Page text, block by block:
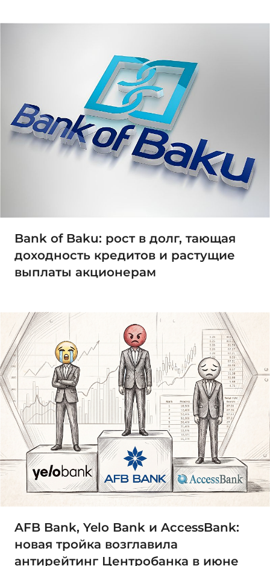
Bank of Baku: рост в долг, тающая
доходность кредитов и растущие
выплаты акционерам
AFB Bank, Yelo Bank и AccessBank:
новая тройка возглавила
антирейтинг Центробанка в июне